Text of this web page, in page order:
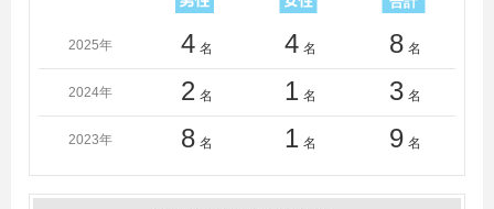
2025年 4 名 4 名 8 名
2024年 2 名 1 名 3 名
2023年 8 名 1 名 9 名